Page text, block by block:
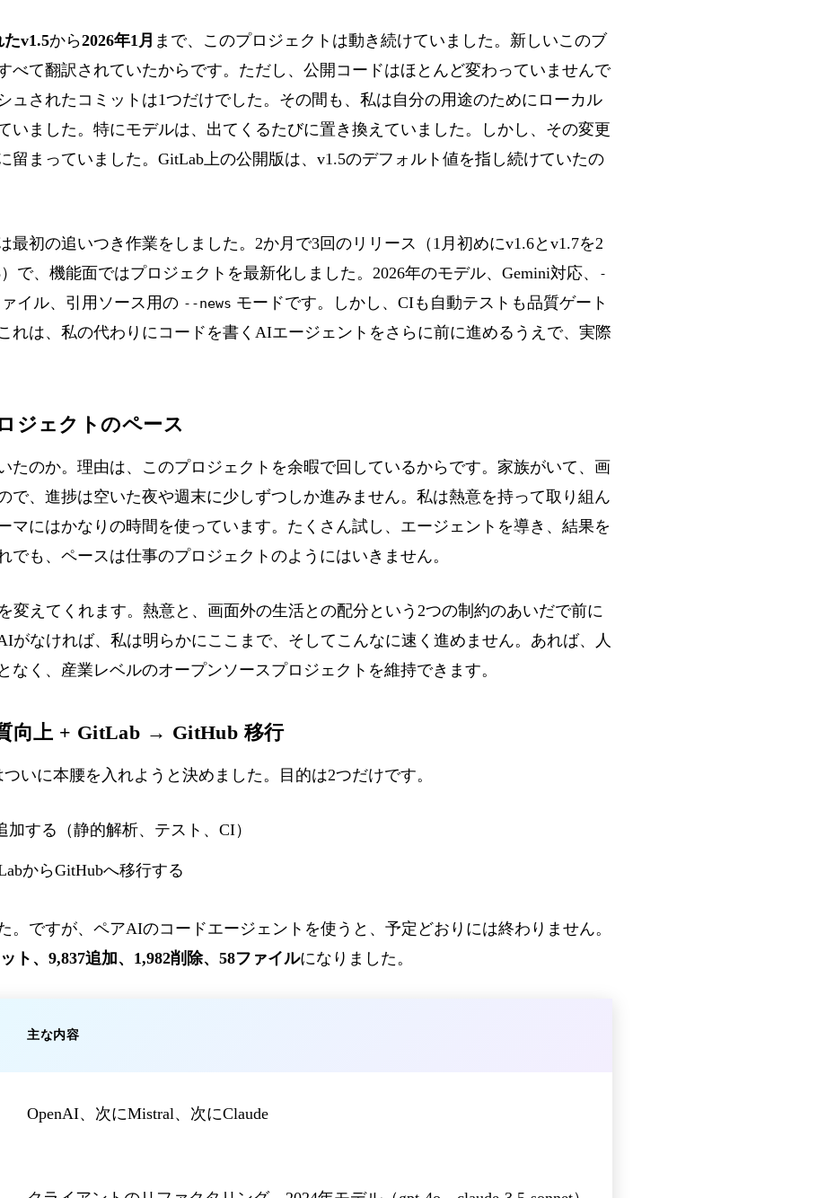
たv1.5から2026年1月 まで、このプロジェクトは動き続けていました。新しいこのブ
べて翻訳されていたからです。ただし、公開コードはほとんど変わっていませんで
ュされたコミットは1つだけでした。その間も、私は自分の用途のためにローカル
いました。特にモデルは、出てくるたびに置き換えていました。しかし、その変更
留まっていました。GitLab上の公開版は、v1.5のデフォルト値を指し続けていたの
最初の追いつき作業をしました。2か月で3回のリリース（1月初めにv1.6とv1.7を2
で、機能面ではプロジェクトを最新化しました。2026年のモデル、Gemini対応、
-
イル、引用ソース用の --news モードです。しかし、CIも自動テストも品質ゲート
れは、私の代わりにコードを書くAIエージェントをさらに前に進めるうえで、実際
ジェクトのペース
たのか。理由は、このプロジェクトを余暇で回しているからです。家族がいて、画
で、進捗は空いた夜や週末に少しずつしか進みません。私は熱意を持って取り組ん
マにはかなりの時間を使っています。たくさん試し、エージェントを導き、結果を
でも、ペースは仕事のプロジェクトのようにはいきません。
変えてくれます。熱意と、画面外の生活との配分という2つの制約のあいだで前に
がなければ、私は明らかにここまで、そしてこんなに速く進めません。あれば、人
なく、産業レベルのオープンソースプロジェクトを維持できます。
向上 + GitLab → GitHub 移行
いに本腰を入れようと決めました。目的は2つだけです。
加する（静的解析、テスト、CI）
からGitHubへ移行する
。ですが、ペアAIのコードエージェントを使うと、予定どおりには終わりません。
ト、9,837追加、1,982削除、58ファイルになりました。
主な内容
OpenAI、次にMistral、次にClaude